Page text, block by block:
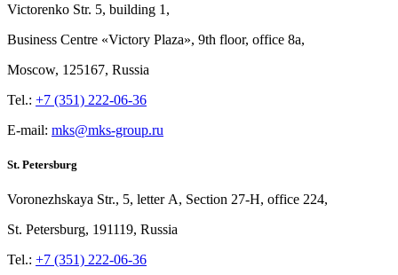
Victorenko Str. 5, building 1,
Business Centre «Victory Plaza», 9th floor, office 8a,
Moscow, 125167, Russia
Tel.: +7 (351) 222-06-36
E-mail: mks@mks-group.ru
St. Petersburg
Voronezhskaya Str., 5, letter A, Section 27-Н, office 224,
St. Petersburg, 191119, Russia
Tel.: +7 (351) 222-06-36